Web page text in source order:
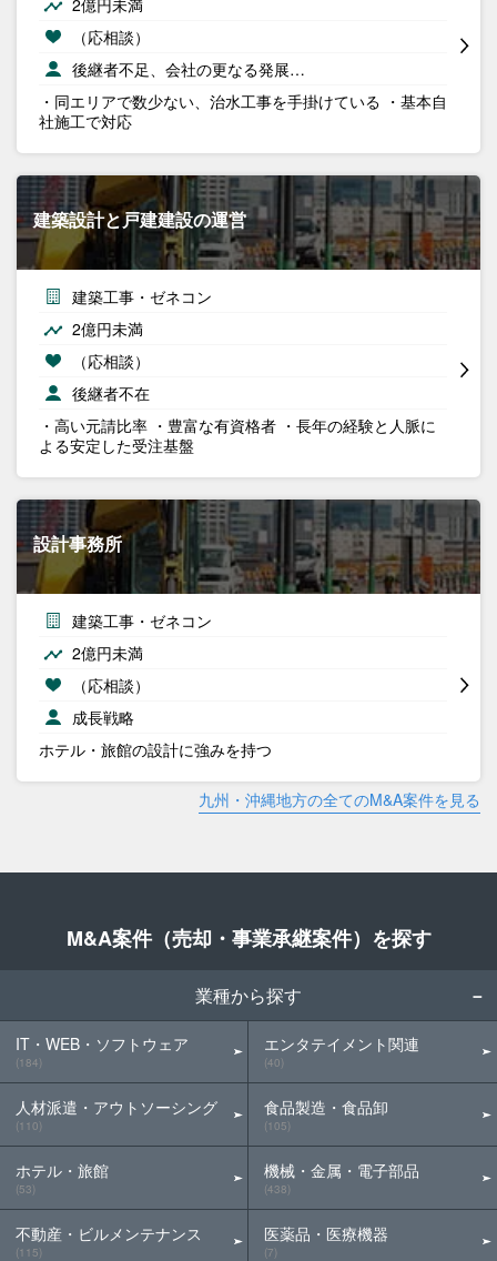
（応相談）
後継者不足、会社の更なる発展…
・同エリアで数少ない、治水工事を手掛けている ・基本自
社施工で対応
建築設計と戸建建設の運営
建築工事・ゼネコン
2億円未満
（応相談）
後継者不在
・高い元請比率 ・豊富な有資格者 ・長年の経験と人脈に
よる安定した受注基盤
設計事務所
建築工事・ゼネコン
2億円未満
（応相談）
成長戦略
ホテル・旅館の設計に強みを持つ
九州・沖縄地方の全てのM&A案件を見る
M&A案件（売却・事業承継案件）を探す
業種から探す
IT・WEB・ソフトウェア
(184)
人材派遣・アウトソーシング
(110)
ホテル・旅館
(53)
不動産・ビルメンテナンス
(115)
エンタテイメント関連
(40)
食品製造・食品卸
(105)
機械・金属・電子部品
(438)
医薬品・医療機器
(7)